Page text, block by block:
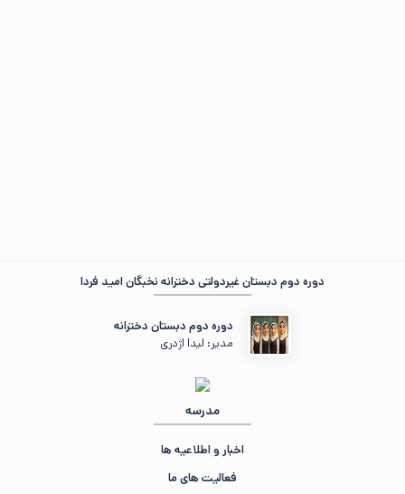
دوره دوم دبستان غیردولتی دخترانه نخبگان امید فردا
دوره دوم دبستان دخترانه
مدیر: لیدا اژدری
مدرسه
اخبار و اطلاعیه ها
فعالیت های ما